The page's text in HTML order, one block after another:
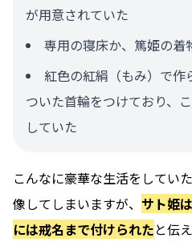
が用意されていた
専用の寝床か、篤姫の着
紅色の紅絹（もみ）で作
ついた首輪をつけており、
していた
こんなに豪華な生活をしてい
像してしまいますが、 サト姫
には戒名まで付けられたと伝